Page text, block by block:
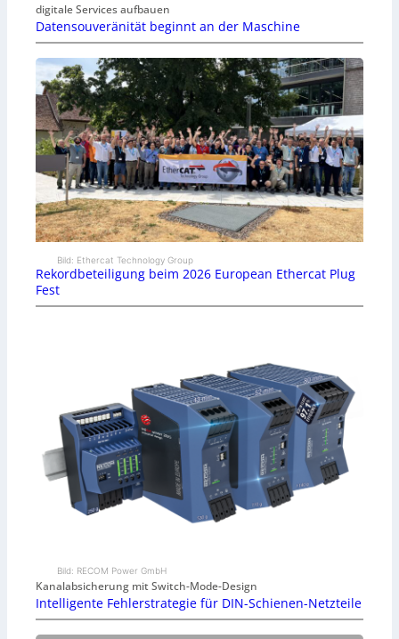
digitale Services aufbauen
Datensouveränität beginnt an der Maschine
Bild: Ethercat Technology Group
Rekordbeteiligung beim 2026 European Ethercat Plug
Fest
Bild: RECOM Power GmbH
Kanalabsicherung mit Switch-Mode-Design
Intelligente Fehlerstrategie für DIN-Schienen-Netzteile